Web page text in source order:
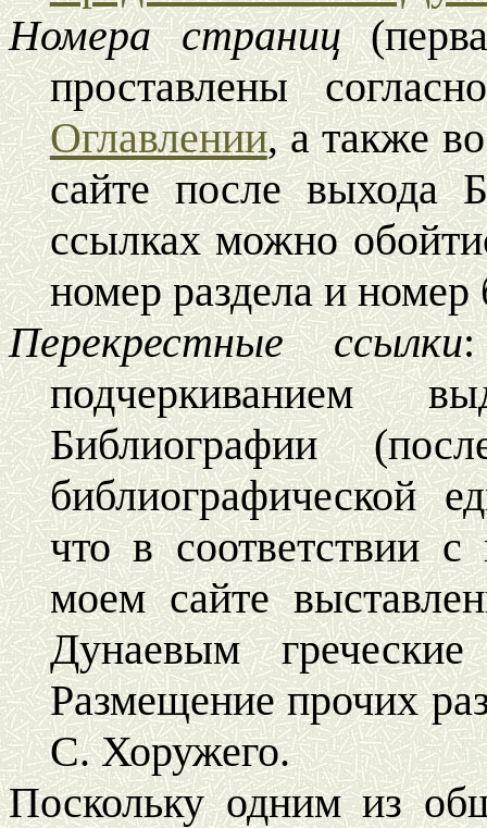
Номера страниц
проставлены
Оглавлении,а также
сайте после выхода
ссылках можно
номер раздела и
Перекрестные ссылки:
подчеркиванием
Библиографии
библиографической
что в соответствии
моем сайте
Дунаевым
Размещение прочих
С. Хоружего.
Поскольку одним из